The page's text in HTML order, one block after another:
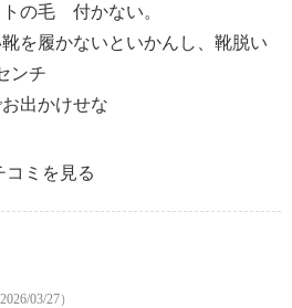
の毛 付かない。
を履かないといかんし、靴脱い
ンチ
出かけせな
コミを見る
03/27）